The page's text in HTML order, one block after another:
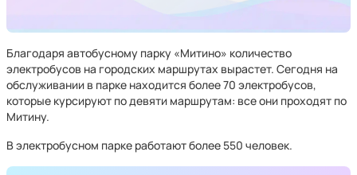
Благодаря автобусному парку «Митино» количество
электробусов на городских маршрутах вырастет. Сегодня на
обслуживании в парке находится более 70 электробусов,
которые курсируют по девяти маршрутам: все они проходят по
Митину.
В электробусном парке работают более 550 человек.